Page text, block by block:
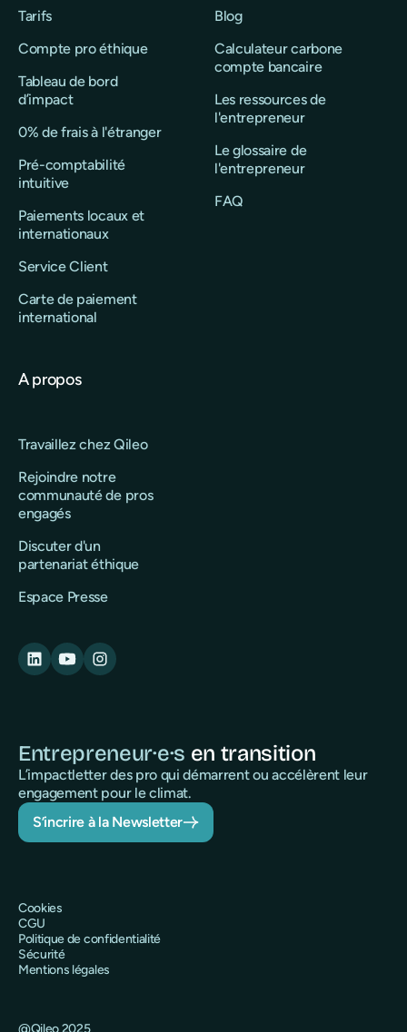
Tarifs
Compte pro éthique
Tableau de bord
d’impact
0% de frais à l'étranger
Pré-comptabilité
intuitive
Paiements locaux et
internationaux
Service Client
Carte de paiement
international
Blog
Calculateur carbone
compte bancaire
Les ressources de
l'entrepreneur
Le glossaire de
l'entrepreneur
FAQ
A propos
Travaillez chez Qileo
Rejoindre notre
communauté de pros
engagés
Discuter d'un
partenariat éthique
Espace Presse
Entrepreneur·e·s en transition
L’impactletter des pro qui démarrent ou accélèrent leur
engagement pour le climat.
S’incrire à la Newsletter
@Qileo 2025
Cookies
CGU
Politique de confidentialité
Sécurité
Mentions légales